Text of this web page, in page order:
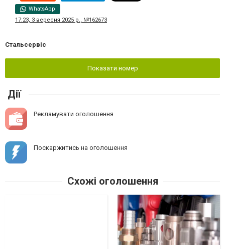
WhatsApp
17:23, 3 вересня 2025 р., №162673
Стальсервіс
Показати номер
Дії
Рекламувати оголошення
Поскаржитись на оголошення
Схожі оголошення